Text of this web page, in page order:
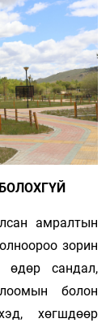
амралтын
зорин
өдөр сандал,
болон
хөгшдөөр